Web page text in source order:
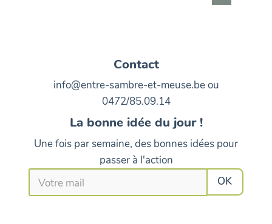
Contact
info@entre-sambre-et-meuse.be ou
0472/85.09.14
La bonne idée du jour !
Une fois par semaine, des bonnes idées pour
passer à l'action